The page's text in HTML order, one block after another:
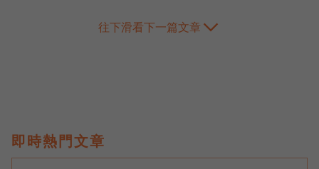
往下滑看下一篇文章
即時熱門文章